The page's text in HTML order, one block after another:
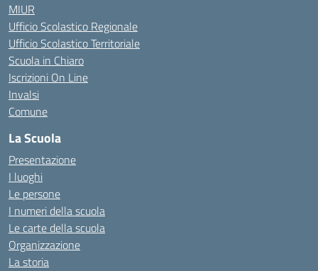
MIUR
Ufficio Scolastico Regionale
Ufficio Scolastico Territoriale
Scuola in Chiaro
Iscrizioni On Line
Invalsi
Comune
La Scuola
Presentazione
I luoghi
Le persone
I numeri della scuola
Le carte della scuola
Organizzazione
La storia